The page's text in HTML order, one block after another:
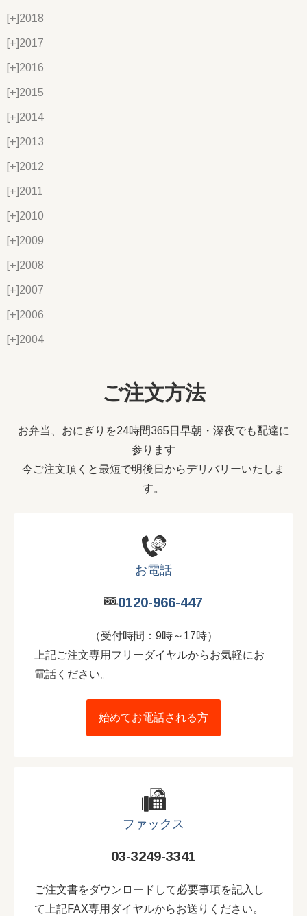
[+]2018
[+]2017
[+]2016
[+]2015
[+]2014
[+]2013
[+]2012
[+]2011
[+]2010
[+]2009
[+]2008
[+]2007
[+]2006
[+]2004
ご注文方法
お弁当、おにぎりを24時間365日早朝・深夜でも配達に
参ります
今ご注文頂くと最短で明後日からデリバリーいたしま
す。
お電話
0120-966-447
（受付時間：9時～17時）
上記ご注文専用フリーダイヤルからお気軽にお
電話ください。
始めてお電話される方
ファックス
03-3249-3341
ご注文書をダウンロードして必要事項を記入し
て上記FAX専用ダイヤルからお送りください。